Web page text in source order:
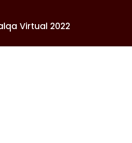
Virtual 2022